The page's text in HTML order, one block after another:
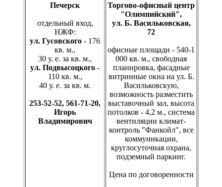
Печерск
отдельный вход,
НЖФ:
ул. Гусовского - 176
кв. м.,
30 у. е. за кв. м.,
ул. Подвысоцкого -
110 кв. м.,
40 у. е. за кв. м.
253-52-52, 561-71-20,
Игорь
Владимирович
Торгово-офисный центр
"Олимпийский",
ул. Б. Васильковская,
72
офисные площади - 540-1
000 кв. м., свободная
планировка, фасадные
витринные окна на ул. Б.
Васильковскую,
возможность разместить
выставочный зал, высота
потолков - 4,2 м., система
вентиляции климат-
контроль "Фанкойл", все
коммуникации,
круглосуточная охрана,
подземный паркинг.
Цена по договоренности